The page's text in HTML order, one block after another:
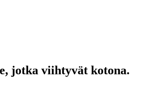
jotka viihtyvät kotona.